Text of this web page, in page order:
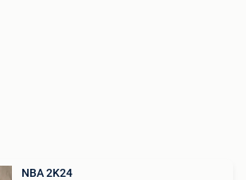
NBA 2K24